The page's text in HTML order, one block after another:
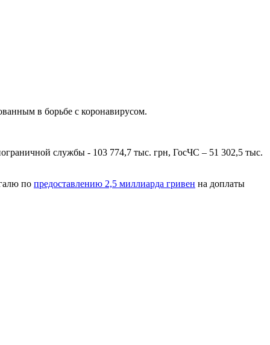
в борьбе с коронавирусом.
службы - 103 774,7 тыс. грн, ГосЧС – 51 302,5 тыс.
по предоставлению 2,5 миллиарда гривен на доплаты